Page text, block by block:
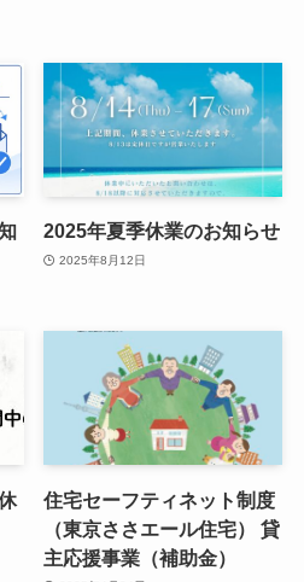
2025年夏季休業のお知らせ
2025年8月12日
住宅セーフティネット制度
（東京ささエール住宅） 貸
主応援事業（補助金）